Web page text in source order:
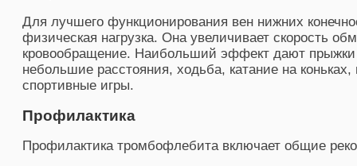
Для лучшего функционирования вен нижних
физическая нагрузка. Она увеличивает скорость
кровообращение. Наибольший эффект дают прыжки
небольшие расстояния, ходьба, катание на
спортивные игры.
Профилактика
Профилактика тромбофлебита включает общие